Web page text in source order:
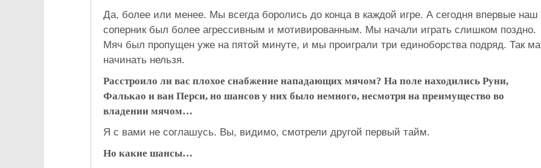
Да, более или менее. Мы всегда боролись до конца в каждой игре. А сегодня впервые наш
соперник был более агрессивным и мотивированным. Мы начали играть слишком поздно.
Мяч был пропущен уже на пятой минуте, и мы проиграли три единоборства подряд. Так
начинать нельзя.
Расстроило ли вас плохое снабжение нападающих мячом? На поле находились Руни,
Фалькао и ван Перси, но шансов у них было немного, несмотря на преимущество во
владении мячом…
Я с вами не соглашусь. Вы, видимо, смотрели другой первый тайм.
Но какие шансы…